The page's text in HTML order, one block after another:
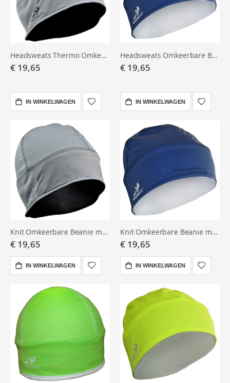
Headsweats Thermo Omkeerbare Beanie-Black/Sport Silver
€ 19,65
IN WINKELWAGEN
Headsweats Omkeerbare Beanie -Verschillende kleuren
€ 19,65
IN WINKELWAGEN
Knit Omkeerbare Beanie muts-Sport silver/black
€ 19,65
IN WINKELWAGEN
Knit Omkeerbare Beanie muts-White/navy
€ 19,65
IN WINKELWAGEN